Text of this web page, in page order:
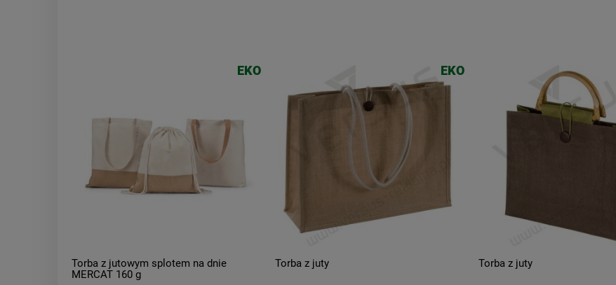
Torba z jutowym splotem na dnie
MERCAT 160 g
EKO
Torba z juty
EKO
Torba z juty